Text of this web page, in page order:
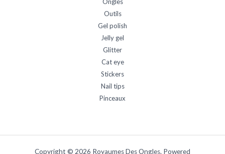
Outils
Gel polish
Jelly gel
Glitter
Cat eye
Stickers
Nail tips
Pinceaux
Copyright © 2026 Royaumes Des Ongles. Powered